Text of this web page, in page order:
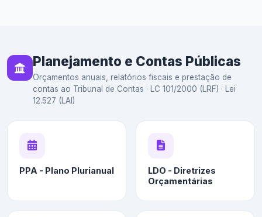
Planejamento e Contas Públicas
Orçamentos anuais, relatórios fiscais e prestação de
contas ao Tribunal de Contas · LC 101/2000 (LRF) · Lei
12.527 (LAI)
PPA - Plano Plurianual
LDO - Diretrizes
Orçamentárias